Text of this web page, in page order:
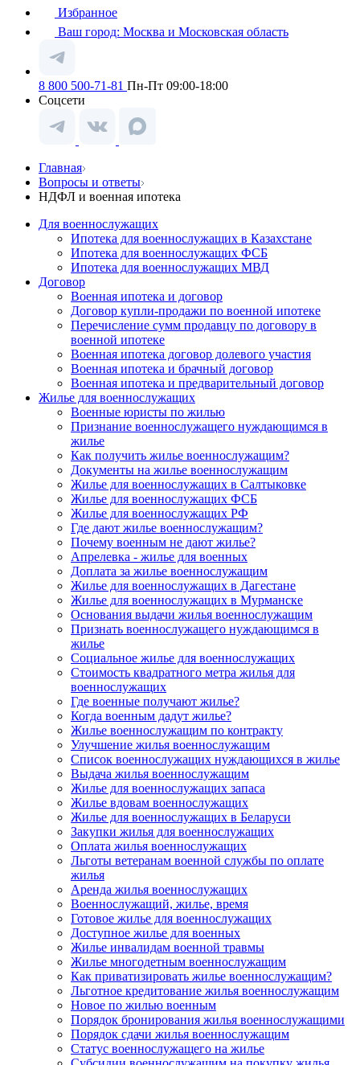
Избранное
Ваш город: Москва и Московская область
8 800 500-71-81 Пн-Пт 09:00-18:00
Соцсети
Главная
Вопросы и ответы
НДФЛ и военная ипотека
Для военнослужащих
Ипотека для военнослужащих в Казахстане
Ипотека для военнослужащих ФСБ
Ипотека для военнослужащих МВД
Договор
Военная ипотека и договор
Договор купли-продажи по военной ипотеке
Перечисление сумм продавцу по договору в
военной ипотеке
Военная ипотека договор долевого участия
Военная ипотека и брачный договор
Военная ипотека и предварительный договор
Жилье для военнослужащих
Военные юристы по жилью
Признание военнослужащего нуждающимся в
жилье
Как получить жилье военнослужащим?
Документы на жилье военнослужащим
Жилье для военнослужащих в Салтыковке
Жилье для военнослужащих ФСБ
Жилье для военнослужащих РФ
Где дают жилье военнослужащим?
Почему военным не дают жилье?
Апрелевка - жилье для военных
Доплата за жилье военнослужащим
Жилье для военнослужащих в Дагестане
Жилье для военнослужащих в Мурманске
Основания выдачи жилья военнослужащим
Признать военнослужащего нуждающимся в
жилье
Социальное жилье для военнослужащих
Стоимость квадратного метра жилья для
военнослужащих
Где военные получают жилье?
Когда военным дадут жилье?
Жилье военнослужащим по контракту
Улучшение жилья военнослужащим
Список военнослужащих нуждающихся в жилье
Выдача жилья военнослужащим
Жилье для военнослужащих запаса
Жилье вдовам военнослужащих
Жилье для военнослужащих в Беларуси
Закупки жилья для военнослужащих
Оплата жилья военнослужащих
Льготы ветеранам военной службы по оплате
жилья
Аренда жилья военнослужащих
Военнослужащий, жилье, время
Готовое жилье для военнослужащих
Доступное жилье для военных
Жилье инвалидам военной травмы
Жилье многодетным военнослужащим
Как приватизировать жилье военнослужащим?
Льготное кредитование жилья военнослужащим
Новое по жилью военным
Порядок бронирования жилья военнослужащими
Порядок сдачи жилья военнослужащим
Статус военнослужащего на жилье